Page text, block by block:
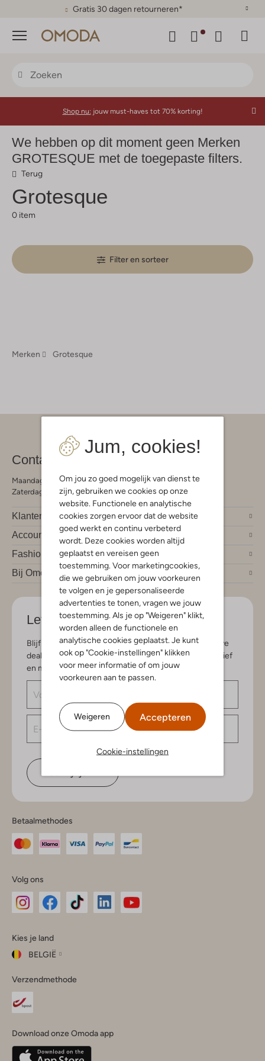
Gratis 30 dagen retourneren*
Menu
Jum, cookies!
Om jou zo goed mogelijk van dienst te
zijn, gebruiken we cookies op onze
website. Functionele en analytische
cookies zorgen ervoor dat de website
goed werkt en continu verbeterd
wordt. Deze cookies worden altijd
geplaatst en vereisen geen
toestemming. Voor marketingcookies,
die we gebruiken om jouw voorkeuren
te volgen en je gepersonaliseerde
advertenties te tonen, vragen we jouw
toestemming. Als je op "Weigeren" klikt,
worden alleen de functionele en
analytische cookies geplaatst. Je kunt
ook op "Cookie-instellingen" klikken
voor meer informatie of om jouw
voorkeuren aan te passen.
Weigeren Accepteren
Cookie-instellingen
Shop nu: jouw must-haves tot 70% korting!
We hebben op dit moment geen Merken
GROTESQUE met de toegepaste filters.
Terug
Grotesque
0 item
Filter en sorteer
Merken Grotesque
Contact
Maandag - Vrijdag 09:00 - 19:00 uur
Zaterdag 09:00 - 17:00 uur
Klantendienst
Account
Fashion trends
Bij Omoda
Let's stay in touch
Blijf op de hoogte van de nieuwste items en exclusieve
deals, speciaal voor jou. Schrijf je in voor de nieuwsbrief
en maak kans op € 150,- shoptegoed.
Betaalmethodes
Volg ons
InstagramFacebook
Kies je land
BELGIË
je
land
Belgique(Français)
Verzendmethode
Download onze Omoda app